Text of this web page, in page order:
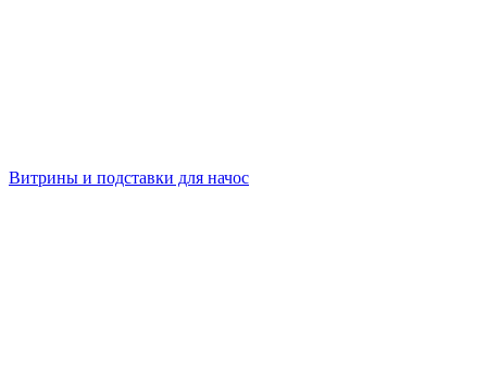
Витрины и подставки для начос